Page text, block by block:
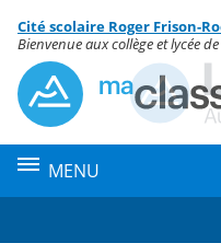
Menu de la rubrique
Contenu
Cité scolaire Roger Frison-
Bienvenue aux collège et lycée
MENU